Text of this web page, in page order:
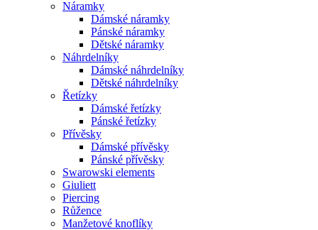
Náramky
Dámské náramky
Pánské náramky
Dětské náramky
Náhrdelníky
Dámské náhrdelníky
Dětské náhrdelníky
Řetízky
Dámské řetízky
Pánské řetízky
Přívěsky
Dámské přívěsky
Pánské přívěsky
Swarowski elements
Giuliett
Piercing
Růžence
Manžetové knoflíky